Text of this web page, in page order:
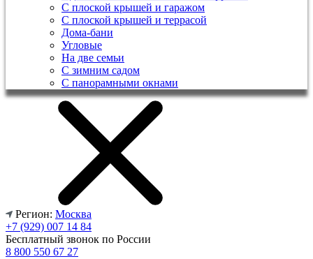
С плоской крышей и гаражом
С плоской крышей и террасой
Дома-бани
Угловые
На две семьи
С зимним садом
С панорамными окнами
Регион: Москва
+7 (929) 007 14 84
Бесплатный звонок по России
8 800 550 67 27